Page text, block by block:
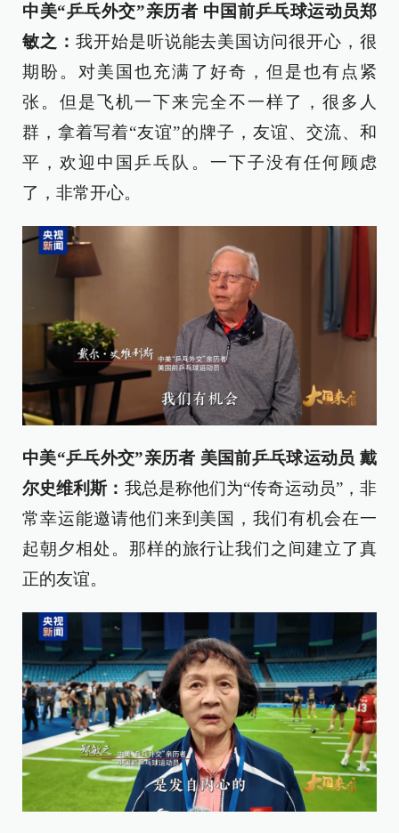
中美“乒乓外交”亲历者 中国前乒乓球运动员郑
敏之： 我开始是听说能去美国访问很开心，很
期盼。对美国也充满了好奇，但是也有点紧
张。但是飞机一下来完全不一样了，很多人
群，拿着写着“友谊”的牌子，友谊、交流、和
平，欢迎中国乒乓队。一下子没有任何顾虑
了，非常开心。
中美“乒乓外交”亲历者 美国前乒乓球运动员 戴
尔史维利斯： 我总是称他们为“传奇运动员”，非
常幸运能邀请他们来到美国，我们有机会在一
起朝夕相处。那样的旅行让我们之间建立了真
正的友谊。